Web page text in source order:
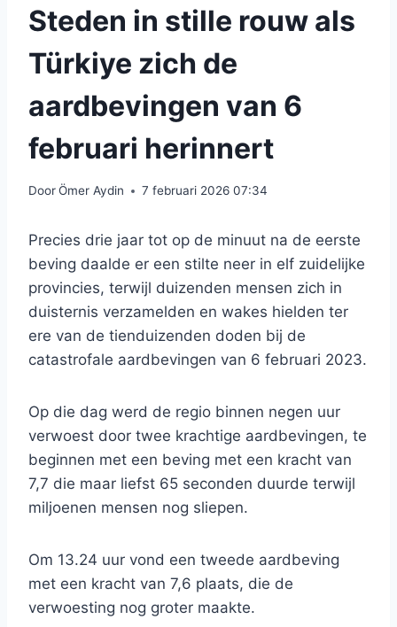
Steden in stille rouw als
Türkiye zich de
aardbevingen van 6
februari herinnert
DoorÖmer Aydin 7 februari 2026 07:34
Precies drie jaar tot op de minuut na de eerste
beving daalde er een stilte neer in elf zuidelijke
provincies, terwijl duizenden mensen zich in
duisternis verzamelden en wakes hielden ter
ere van de tienduizenden doden bij de
catastrofale aardbevingen van 6 februari 2023.
Op die dag werd de regio binnen negen uur
verwoest door twee krachtige aardbevingen, te
beginnen met een beving met een kracht van
7,7 die maar liefst 65 seconden duurde terwijl
miljoenen mensen nog sliepen.
Om 13.24 uur vond een tweede aardbeving
met een kracht van 7,6 plaats, die de
verwoesting nog groter maakte.